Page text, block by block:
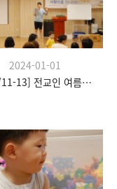
2024-01-01
[23.8/11-13] 전교인 여름수련회